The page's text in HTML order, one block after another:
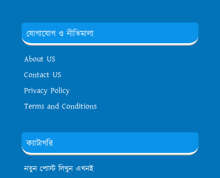
যোগাযোগ ও নীতিমালা
About US
Contact US
Privacy Policy
Terms and Conditions
ক্যাটাগরি
নতুন পোস্ট লিখুন এখনই